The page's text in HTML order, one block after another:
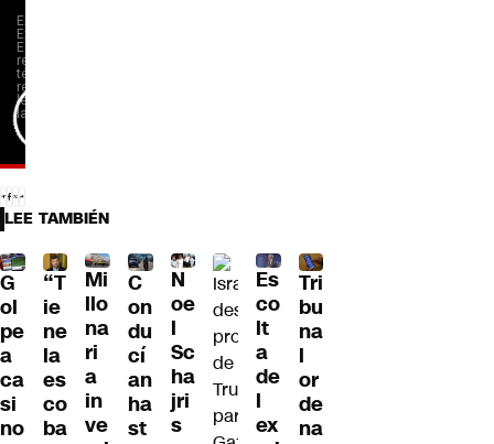
LEE TAMBIÉN
G
ol
pe
a
ca
si
no
“T
ie
ne
la
es
co
ba
Mi
llo
na
ri
a
in
ve
C
on
du
cí
an
ha
st
N
oe
l
Sc
ha
jri
s
Es
co
lt
a
de
l
ex
Tri
bu
na
l
or
de
na